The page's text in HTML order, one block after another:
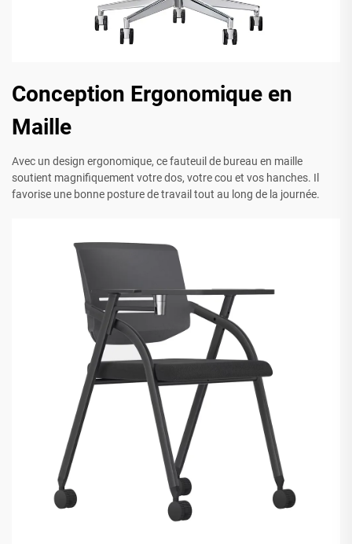
Conception Ergonomique en
Maille
Avec un design ergonomique, ce fauteuil de bureau en maille
soutient magnifiquement votre dos, votre cou et vos hanches. Il
favorise une bonne posture de travail tout au long de la journée.